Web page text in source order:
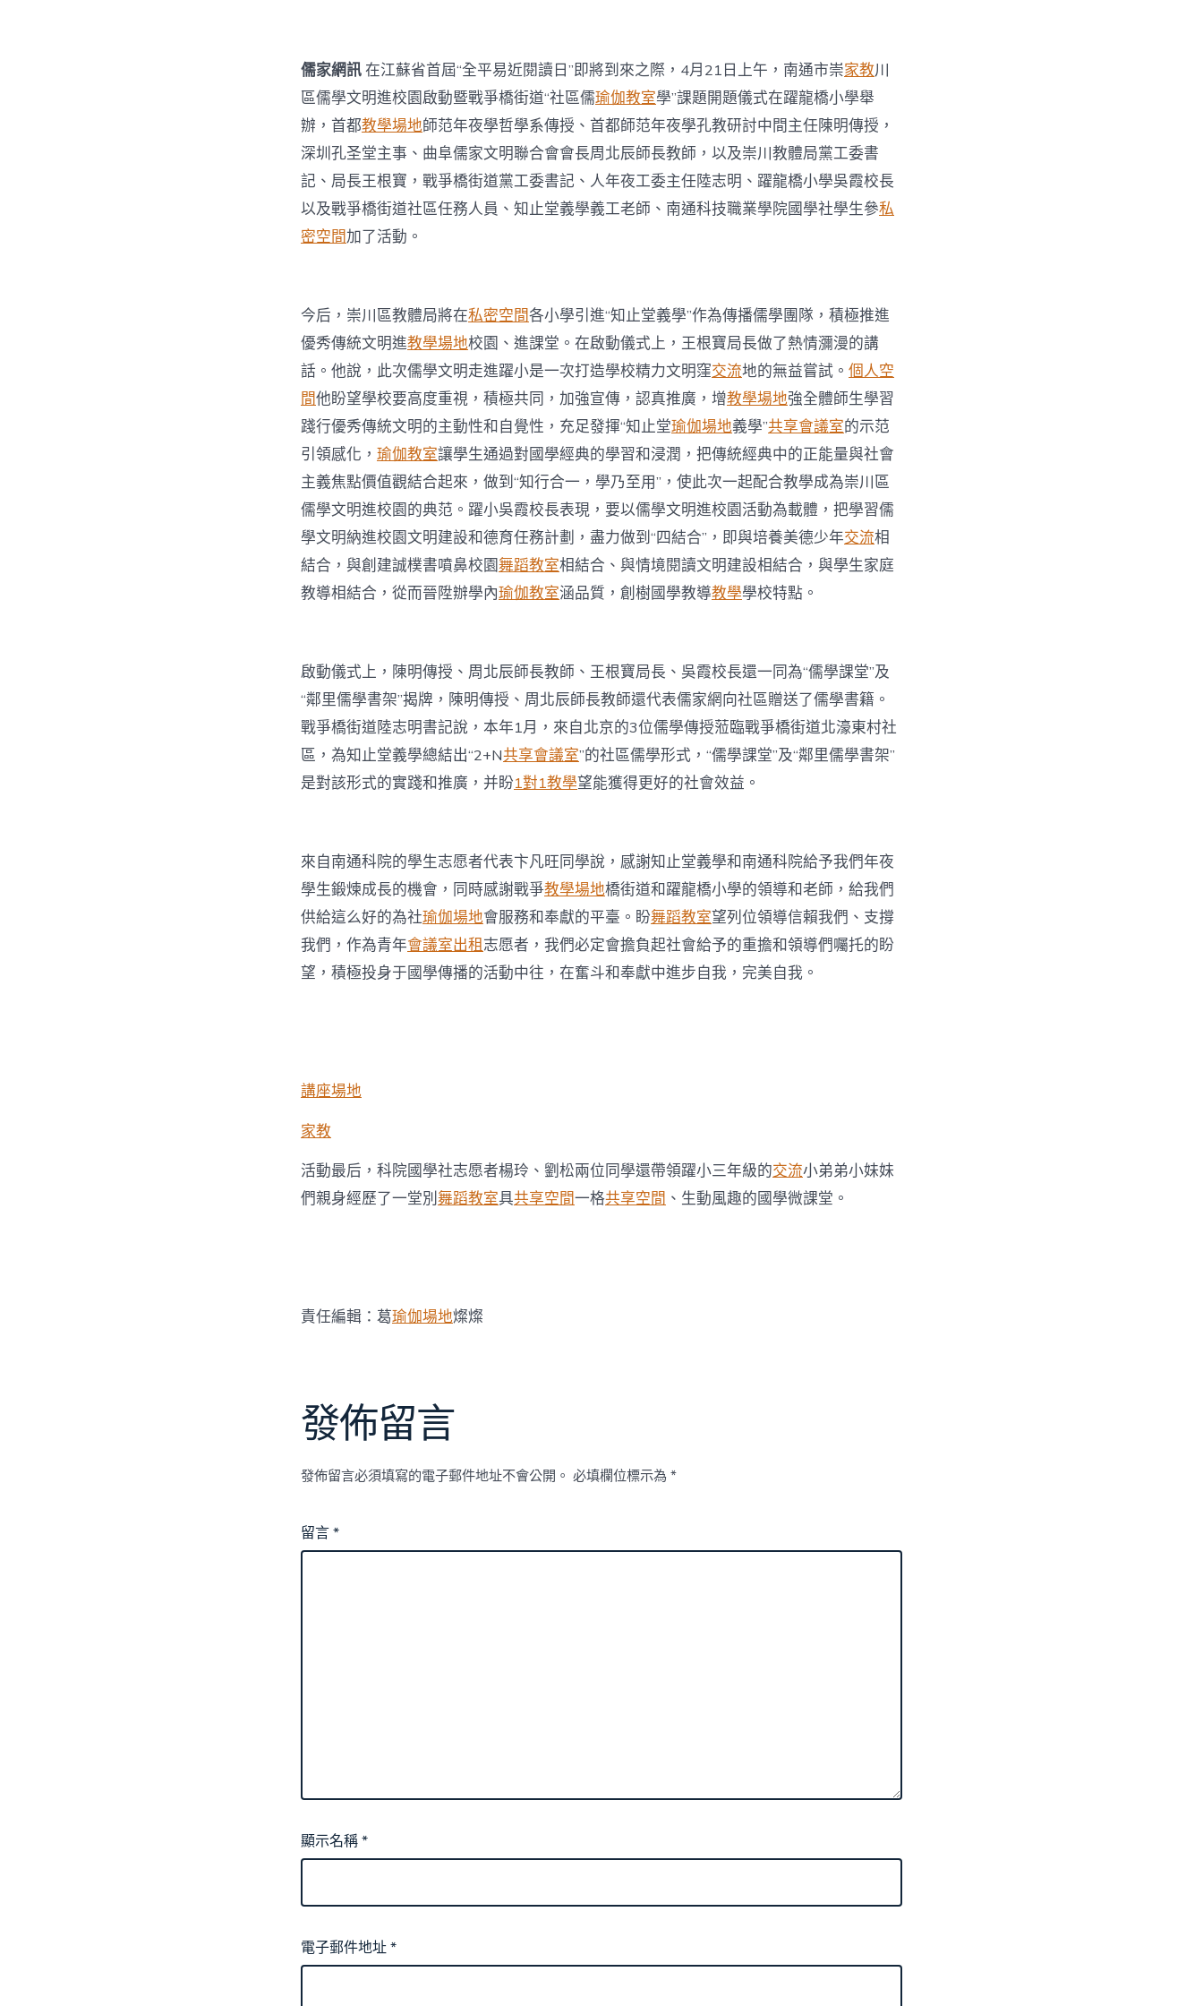
進
校
園、
進
鄰
里〉
中
儒家網訊在江蘇省首屆“全平易近閱讀日”即將到來之際，4月21日上午，南通市崇家教川
區儒學文明進校園啟動暨戰爭橋街道“社區儒瑜伽教室學”課題開題儀式在躍龍橋小學舉
辦，首都教學場地師范年夜學哲學系傳授、首都師范年夜學孔教研討中間主任陳明傳授，
深圳孔圣堂主事、曲阜儒家文明聯合會會長周北辰師長教師，以及崇川教體局黨工委書
記、局長王根寶，戰爭橋街道黨工委書記、人年夜工委主任陸志明、躍龍橋小學吳霞校長
以及戰爭橋街道社區任務人員、知止堂義學義工老師、南通科技職業學院國學社學生參私
密空間加了活動。
今后，崇川區教體局將在私密空間各小學引進“知止堂義學”作為傳播儒學團隊，積極推進
優秀傳統文明進教學場地校園、進課堂。在啟動儀式上，王根寶局長做了熱情瀰漫的講
話。他說，此次儒學文明走進躍小是一次打造學校精力文明窪交流地的無益嘗試。 個人空
間他盼望學校要高度重視，積極共同，加強宣傳，認真推廣，增教學場地強全體師生學習
踐行優秀傳統文明的主動性和自覺性，充足發揮“知止堂瑜伽場地義學”共享會議室的示范
引領感化， 瑜伽教室讓學生通過對國學經典的學習和浸潤，把傳統經典中的正能量與社會
主義焦點價值觀結合起來，做到“知行合一，學乃至用”，使此次一起配合教學成為崇川區
儒學文明進校園的典范。躍小吳霞校長表現，要以儒學文明進校園活動為載體，把學習儒
學文明納進校園文明建設和德育任務計劃，盡力做到“四結合”，即與培養美德少年交流相
結合，與創建誠樸書噴鼻校園舞蹈教室相結合、與情境閱讀文明建設相結合，與學生家庭
教導相結合，從而晉陞辦學內瑜伽教室涵品質，創樹國學教導教學學校特點。
啟動儀式上，陳明傳授、周北辰師長教師、王根寶局長、吳霞校長還一同為“儒學課堂”及
“鄰里儒學書架”揭牌，陳明傳授、周北辰師長教師還代表儒家網向社區贈送了儒學書籍。
戰爭橋街道陸志明書記說，本年1月，來自北京的3位儒學傳授蒞臨戰爭橋街道北濠東村社
區，為知止堂義學總結出“2+N共享會議室”的社區儒學形式，“儒學課堂”及“鄰里儒學書架”
是對該形式的實踐和推廣，并盼1對1教學望能獲得更好的社會效益。
來自南通科院的學生志愿者代表卞凡旺同學說，感謝知止堂義學和南通科院給予我們年夜
學生鍛煉成長的機會，同時感謝戰爭教學場地橋街道和躍龍橋小學的領導和老師，給我們
供給這么好的為社瑜伽場地會服務和奉獻的平臺。盼舞蹈教室望列位領導信賴我們、支撐
我們，作為青年會議室出租志愿者，我們必定會擔負起社會給予的重擔和領導們囑托的盼
望，積極投身于國學傳播的活動中往，在奮斗和奉獻中進步自我，完美自我。
講座場地
家教
活動最后，科院國學社志愿者楊玲、劉松兩位同學還帶領躍小三年級的交流小弟弟小妹妹
們親身經歷了一堂別舞蹈教室具共享空間一格共享空間 、生動風趣的國學微課堂。
責任編輯：葛瑜伽場地燦燦
發佈留言
發佈留言必須填寫的電子郵件地址不會公開。 必填欄位標示為 *
留言*
顯示名稱*
電子郵件地址*